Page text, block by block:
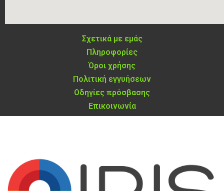
Σχετικά με εμάς
Πληροφορίες
Όροι χρήσης
Πολιτική εγγυήσεων
Οδηγίες πρόσβασης
Επικοινωνία